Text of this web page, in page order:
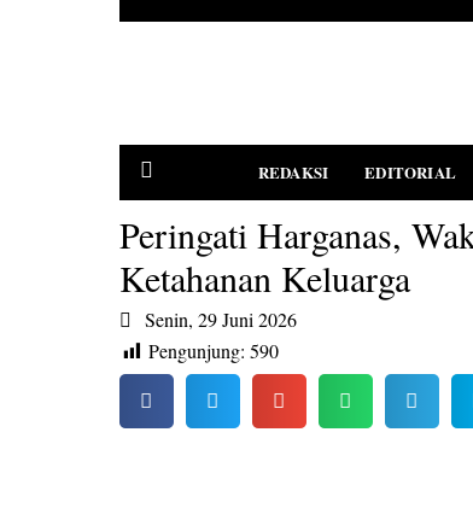
REDAKSI EDITORIAL
Peringati Harganas,
Ketahanan Keluarga
Senin, 29 Juni 2026
Pengunjung: 590